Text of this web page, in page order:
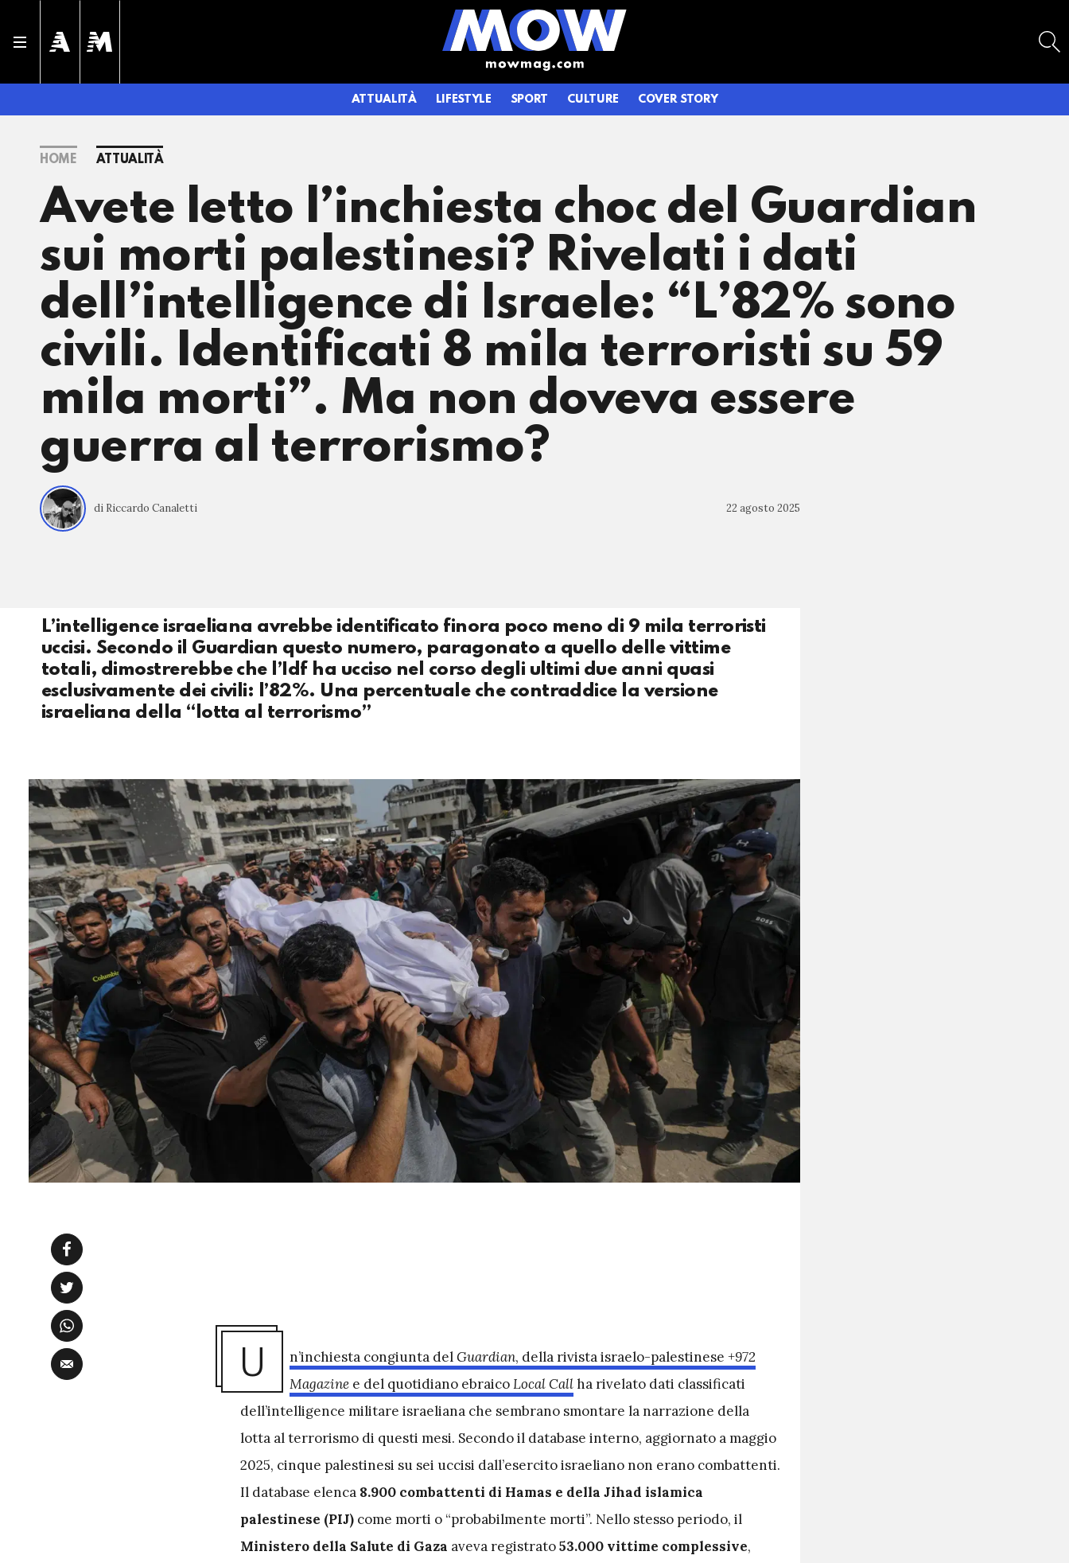
ATTUALITÀ LIFESTYLE SPORT CULTURE COVER STORY
HOME ATTUALITÀ
Avete letto l’inchiesta choc del Guardian
sui morti palestinesi? Rivelati i dati
dell’intelligence di Israele: “L’82% sono
civili. Identificati 8 mila terroristi su 59
mila morti”. Ma non doveva essere
guerra al terrorismo?
di Riccardo Canaletti 22 agosto 2025
L’intelligence israeliana avrebbe identificato finora poco meno di 9 mila terroristi
uccisi. Secondo il Guardian questo numero, paragonato a quello delle vittime
totali, dimostrerebbe che l’Idf ha ucciso nel corso degli ultimi due anni quasi
esclusivamente dei civili: l’82%. Una percentuale che contraddice la versione
israeliana della “lotta al terrorismo”
U n’inchiesta congiunta delGuardian, della rivista israelo-palestinese +972
Magazine e del quotidiano ebraicoLocal Callha rivelato dati classificati
dell’intelligence militare israeliana che sembrano smontare la narrazione della
lotta al terrorismo di questi mesi. Secondo il database interno, aggiornato a maggio
2025, cinque palestinesi su sei uccisi dall’esercito israeliano non erano combattenti.
Il database elenca 8.900 combattenti di Hamas e della Jihad islamica
palestinese (PIJ) come morti o “probabilmente morti”. Nello stesso periodo, il
Ministero della Salute di Gaza aveva registrato53.000 vittime complessive,